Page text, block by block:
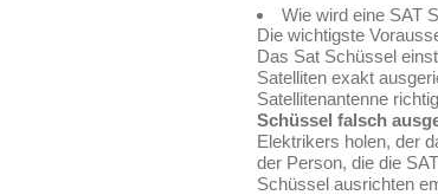
Wie wird eine SAT
Die wichtigste
Das Sat Schüssel
Satelliten exakt
Satellitenantenne
Schüssel falsch
Elektrikers holen, der
der Person, die die
Schüssel ausrichten